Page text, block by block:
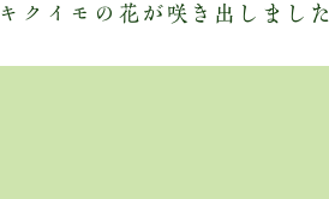
キクイモの花が咲き出しました